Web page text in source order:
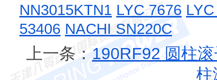
NN3015KTN1 LYC 7676
53406 NACHI SN220C
上一条：190RF92 圆柱
柱